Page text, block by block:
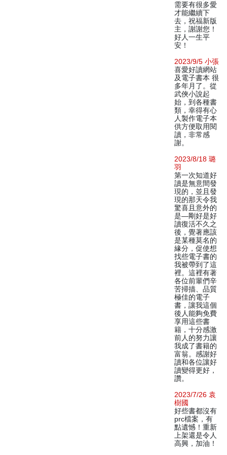
需要有很多愛
才能繼續下
去，祝福新版
主，謝謝您！
好人一生平
安！
2023/9/5 小張
喜愛好讀網站
及電子書本 很
多年月了。從
武俠小說起
始，到各種書
類，幸得有心
人製作電子本
供方便取用閱
讀，非常感
謝。
2023/8/18 璐
羽
第一次知道好
讀是無意間發
現的，並且發
現的那天令我
驚喜且意外的
是—剛好是好
讀復活不久之
後，覺著應該
是某種莫名的
緣分，促使想
找些電子書的
我被帶到了這
裡。這裡有著
各位前輩們辛
苦掃描、品質
極佳的電子
書，讓我這個
後人能夠免費
享用這些書
籍，十分感激
前人的努力讓
我成了書籍的
富翁。感謝好
讀和各位讓好
讀變得更好，
讚。
2023/7/26 袁
樹國
好些書都沒有
prc檔案，有
點遺憾！重新
上架還是令人
高興，加油！